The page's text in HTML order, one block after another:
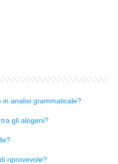
in analisi grammaticale?
gli alogeni?
riprovevole?